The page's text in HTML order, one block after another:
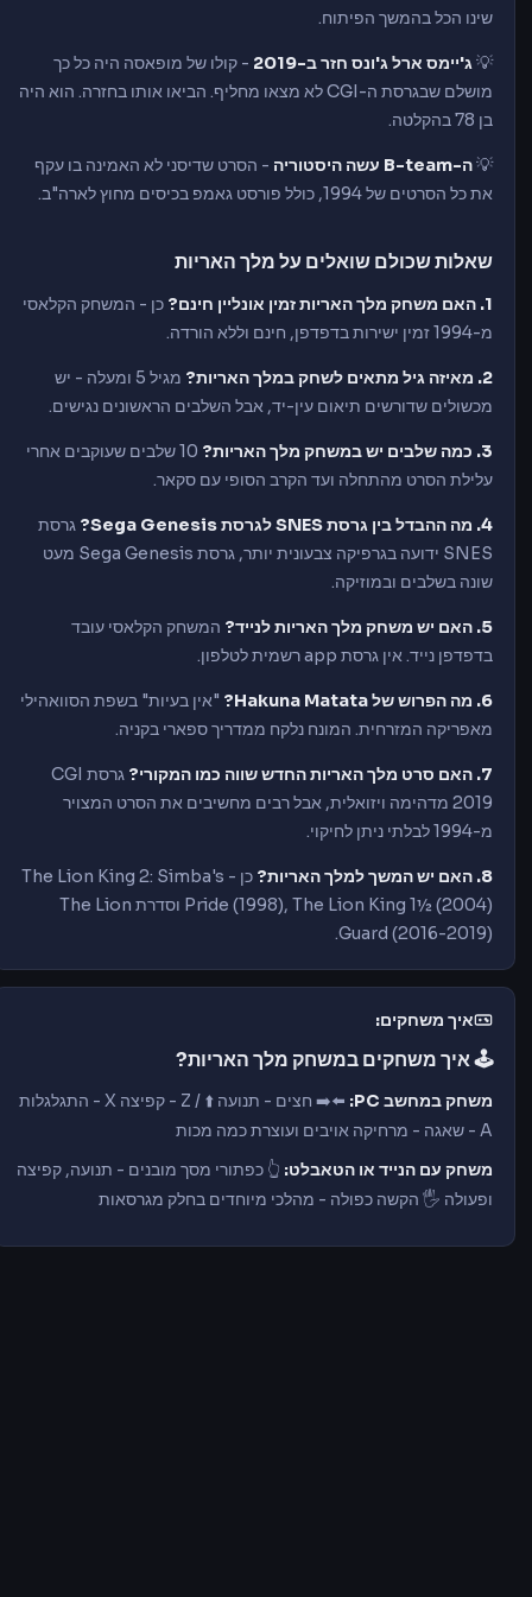
שינו הכל בהמשך הפיתוח.
💡ג'יימס ארל ג'ונס חזר ב-2019
- קולו של מופאסה היה כל כך
מושלם שבגרסת ה-CGI לא מצאו מחליף. הביאו אותו בחזרה. הוא היה
בן 78 בהקלטה.
💡ה-B-team עשה היסטוריה
- הסרט שדיסני לא האמינה בו עקף
את כל הסרטים של 1994, כולל פורסט גאמפ בכיסים מחוץ לארה"ב.
שאלות שכולם שואלים על מלך האריות
1. האם משחק מלך האריות זמין אונליין חינם?
כן - המשחק הקלאסי
מ-1994 זמין ישירות בדפדפן, חינם וללא הורדה.
2. מאיזה גיל מתאים לשחק במלך האריות?
מגיל 5 ומעלה - יש
מכשולים שדורשים תיאום עין-יד, אבל השלבים הראשונים נגישים.
3. כמה שלבים יש במשחק מלך האריות?
10 שלבים שעוקבים אחרי
עלילת הסרט מהתחלה ועד הקרב הסופי עם סקאר.
4. מה ההבדל בין גרסת SNES לגרסת Sega Genesis?
גרסת
SNES ידועה בגרפיקה צבעונית יותר, גרסת Sega Genesis מעט
שונה בשלבים ובמוזיקה.
5. האם יש משחק מלך האריות לנייד?
המשחק הקלאסי עובד
בדפדפן נייד. אין גרסת app רשמית לטלפון.
6. מה הפרוש של Hakuna Matata?
"אין בעיות" בשפת הסוואהילי
מאפריקה המזרחית. המונח נלקח ממדריך ספארי בקניה.
7. האם סרט מלך האריות החדש שווה כמו המקורי?
גרסת CGI
2019 מדהימה ויזואלית, אבל רבים מחשיבים את הסרט המצויר
מ-1994 לבלתי ניתן לחיקוי.
8. האם יש המשך למלך האריות?
כן - The Lion King 2: Simba's
Pride (1998), The Lion King 1½ (2004) וסדרת The Lion
Guard (2016-2019).
איך משחקים:
🕹️ איך משחקים במשחק מלך האריות?
משחק במחשב PC:
⬅️➡️ חצים - תנועה ⬆️ / Z - קפיצה X - התגלגלות
A - שאגה - מרחיקה אויבים ועוצרת כמה מכות
משחק עם הנייד או הטאבלט: 👆 כפתורי מסך מובנים - תנועה, קפיצה
ופעולה 🖐️ הקשה כפולה - מהלכי מיוחדים בחלק מגרסאות